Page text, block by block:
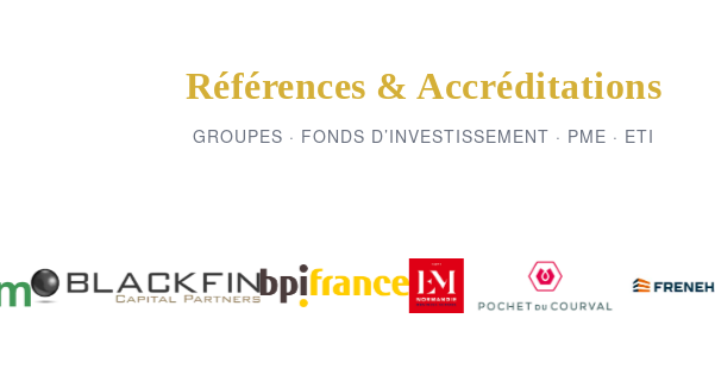
Références & Accréditations
GROUPES · FONDS D’INVESTISSEMENT · PME · ETI